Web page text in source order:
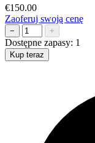
€150.00
Zaoferuj swoją cenę
− +
Dostępne zapasy: 1
Kup teraz